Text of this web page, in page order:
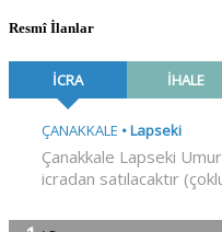
Resmî İlanlar